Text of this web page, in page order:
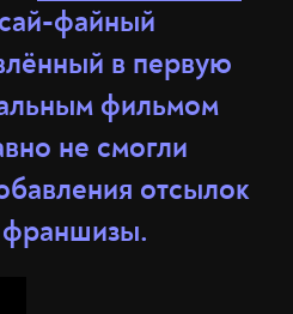
файный
в первую
фильмом
не смогли
отсылок
франшизы.